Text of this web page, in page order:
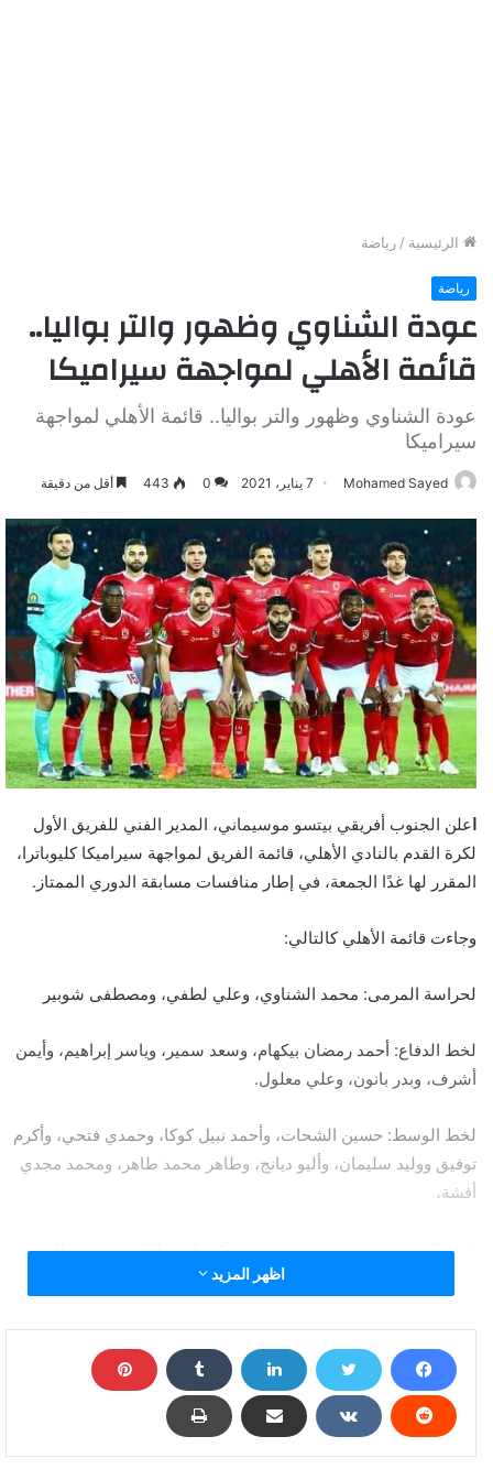
الرئيسية / رياضة
رياضة
عودة الشناوي وظهور والتر بواليا..
قائمة الأهلي لمواجهة سيراميكا
عودة الشناوي وظهور والتر بواليا.. قائمة الأهلي لمواجهة
سيراميكا
Mohamed Sayed 7 يناير، 2021 0
443 أقل من دقيقة
اعلن الجنوب أفريقي بيتسو موسيماني، المدير الفني للفريق الأول
لكرة القدم بالنادي الأهلي، قائمة الفريق لمواجهة سيراميكا كليوباترا،
المقرر لها غدًا الجمعة، في إطار منافسات مسابقة الدوري الممتاز.
وجاءت قائمة الأهلي كالتالي:
لحراسة المرمى: محمد الشناوي، وعلي لطفي، ومصطفى شوبير
لخط الدفاع: أحمد رمضان بيكهام، وسعد سمير، وياسر إبراهيم، وأيمن
أشرف، وبدر بانون، وعلي معلول.
لخط الوسط: حسين الشحات، وأحمد نبيل كوكا، وحمدي فتحي، وأكرم
توفيق ووليد سليمان، وأليو ديانج، وطاهر محمد طاهر، ومحمد مجدي
أفشة،
لخط الهجوم: محمد شريف، ومحمود كهربا، وصلاح محسن، ووالتر
عودة الشناوي وظهور والتر بواليا.. قائمة الأهلي لمواجهة
سيراميكا
اظهر المزيد